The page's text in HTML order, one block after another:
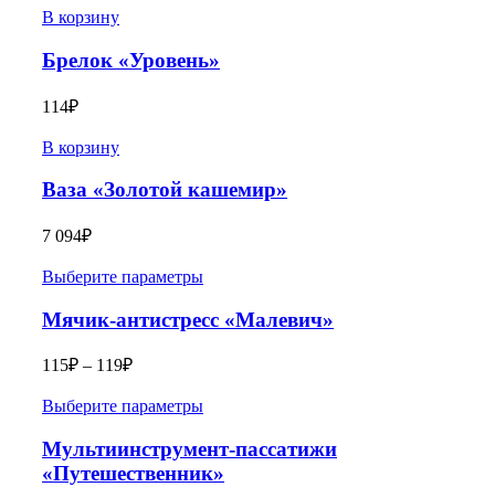
В корзину
Брелок «Уровень»
114₽
В корзину
Ваза «Золотой кашемир»
7 094₽
Выберите параметры
Мячик-антистресс «Малевич»
115₽ – 119₽
Выберите параметры
Мультиинструмент-пассатижи
«Путешественник»